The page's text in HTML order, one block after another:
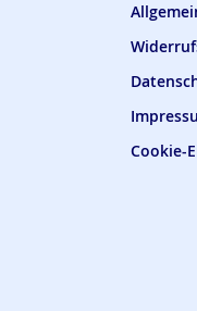
Cookie-